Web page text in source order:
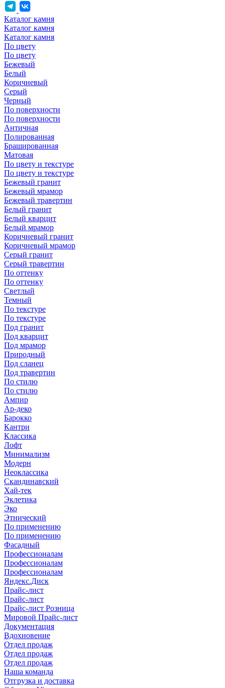
Каталог камня
Каталог камня
Каталог камня
По цвету
По цвету
Бежевый
Белый
Коричневый
Серый
Черный
По поверхности
По поверхности
Античная
Полированная
Брашированная
Матовая
По цвету и текстуре
По цвету и текстуре
Бежевый гранит
Бежевый мрамор
Бежевый травертин
Белый гранит
Белый кварцит
Белый мрамор
Коричневый гранит
Коричневый мрамор
Серый гранит
Серый травертин
По оттенку
По оттенку
Светлый
Темный
По текстуре
По текстуре
Под гранит
Под кварцит
Под мрамор
Природный
Под сланец
Под травертин
По стилю
По стилю
Ампир
Ар-деко
Барокко
Кантри
Классика
Лофт
Минимализм
Модерн
Неоклассика
Скандинавский
Хай-тек
Эклетика
Эко
Этнический
По применению
По применению
Фасадный
Профессионалам
Профессионалам
Профессионалам
Яндекс.Диск
Прайс-лист
Прайс-лист
Прайс-лист Розница
Мировой Прайс-лист
Документация
Вдохновение
Отдел продаж
Отдел продаж
Отдел продаж
Наша команда
Отгрузка и доставка